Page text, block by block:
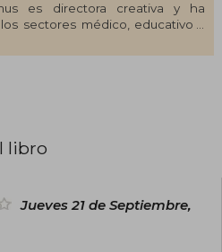
es directora creativa y ha
sectores médico, educativo y
unánimemente por la
Lecciones de química, su
libro
Jueves 21 de Septiembre,